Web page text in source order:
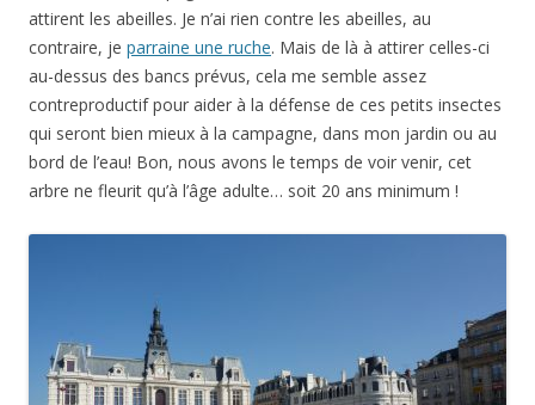
attirent les abeilles. Je n’ai rien contre les abeilles, au
contraire, je parraine une ruche. Mais de là à attirer celles-ci
au-dessus des bancs prévus, cela me semble assez
contreproductif pour aider à la défense de ces petits insectes
qui seront bien mieux à la campagne, dans mon jardin ou au
bord de l’eau! Bon, nous avons le temps de voir venir, cet
arbre ne fleurit qu’à l’âge adulte… soit 20 ans minimum !